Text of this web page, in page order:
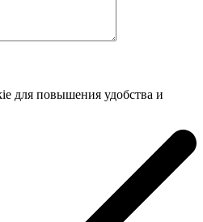
для повышения удобства и